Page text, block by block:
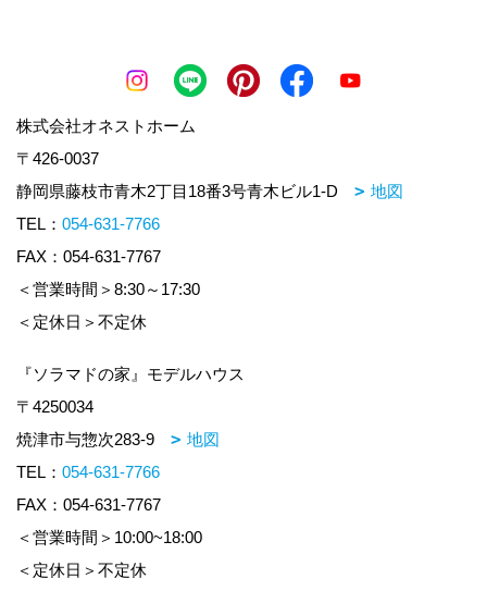
株式会社オネストホーム
〒426-0037
静岡県藤枝市青木2丁目18番3号青木ビル1-D
地図
TEL： 054-631-7766
FAX：054-631-7767
＜営業時間＞8:30～17:30
＜定休日＞不定休
『ソラマドの家』モデルハウス
〒4250034
焼津市与惣次283-9
地図
TEL： 054-631-7766
FAX：054-631-7767
＜営業時間＞10:00~18:00
＜定休日＞不定休